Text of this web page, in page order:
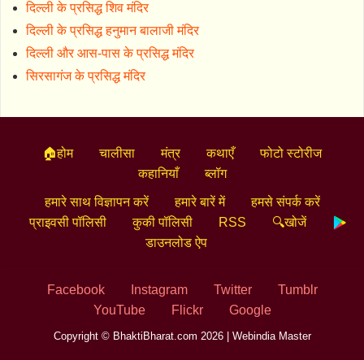
दिल्ली के प्रसिद्ध शिव मंदिर
दिल्ली के प्रसिद्ध हनुमान बालाजी मंदिर
दिल्ली और आस-पास के प्रसिद्ध मंदिर
सिरसागंज के प्रसिद्ध मंदिर
🏠होम चालीसा मंत्र कथाएँ
फोटो स्टोरीज
कहानियाँ
ब्लॉग
हमारे साथ विज्ञापन करें हमारे बारें में
हमसे संपर्क करें
प्राइवसी पॉलिसी
कुकी पॉलिसी RSS
🔍खोजें
डाउनलोड ऐप
Facebook Instagram Twitter
Tumblr
YouTube
Flickr Google
Copyright © BhaktiBharat.com 2026 | Webindia Master